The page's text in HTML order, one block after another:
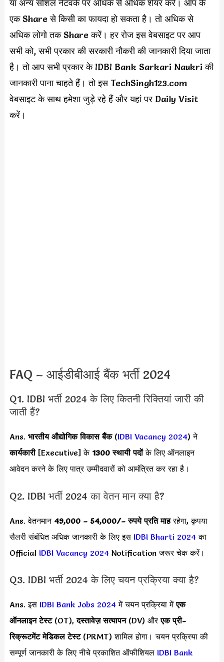
या अन्य सोशल नेटवर्क पर अधिक से अधिक शेयर करें। आप के
एक Share से किसी का फायदा हो सकता है। तो अधिक से
अधिक लोगो तक Share करें। हर रोज इस वेबसाइट पर आप
सभी को, सभी प्रकार की सरकारी नौकरी की जानकारी दिया जाता
है। तो आप सभी प्रकार के IDBI Bank Sarkari Naukri की
जानकारी पाना चाहते हैं। तो इस TechSingh123.com
वेबसाइट के साथ हमेशा जुड़े रहे हैं और यहां पर Daily Visit
करें।
FAQ – आईडीबीआई बैंक भर्ती 2024
Q1. IDBI भर्ती 2024 के लिए कितनी रिक्तियां जारी की
जाती हैं?
Ans. भारतीय औद्योगिक विकास बैंक(IDBI Vacancy 2024) ने
कार्यकारी[Executive] के 1300 स्थायी पदोंके लिए ऑनलाइन
आवेदन करने के लिए पात्र उम्मीदवारों को आमंत्रित कर रहा है।
Q2. IDBI भर्ती 2024 का वेतन मान क्या है?
Ans. वेतनमान 49,000 – 54,000/– रुपये प्रति माहरहेगा, कृपया
सैलरी संबंधित अधिक जानकारी के लिए इस IDBI Bharti 2024 का
Official IDBI Vacancy 2024 Notification जरूर चेक करें।
Q3. IDBI भर्ती 2024 के लिए चयन प्रक्रिया क्या है?
Ans. इस IDBI Bank Jobs 2024 में चयन प्रक्रिया मेंएक
ऑनलाइन टेस्ट(OT),दस्तावेज़ सत्यापन(DV) औरएक प्री-
रिक्रूटमेंट मेडिकल टेस्ट(PRMT) शामिल होगा। चयन प्रक्रिया की
सम्पूर्ण जानकारी के लिए नीचे प्रकाशित ऑफीशियल IDBI Bank